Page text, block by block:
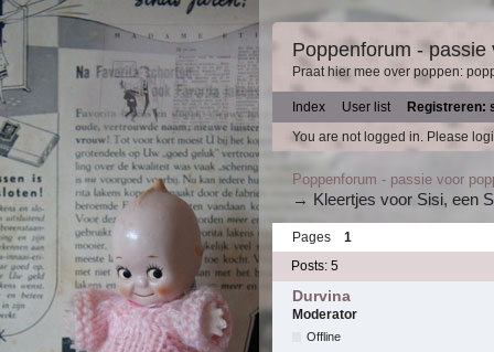
Poppenforum - passie
Praat hier mee over poppen:
Index User list
Registreren:
You are not logged in. Please
Poppenforum - passie voor
→ Kleertjes voor Sisi, een
Pages
1
Posts: 5
Durvina
Moderator
Offline